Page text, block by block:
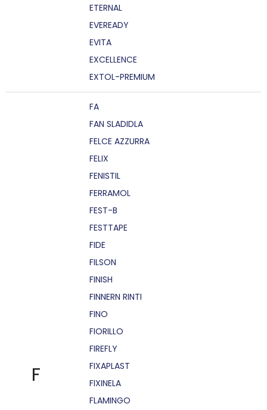
ETERNAL
EVEREADY
EVITA
EXCELLENCE
EXTOL-PREMIUM
F
FA
FAN SLADIDLA
FELCE AZZURRA
FELIX
FENISTIL
FERRAMOL
FEST-B
FESTTAPE
FIDE
FILSON
FINISH
FINNERN RINTI
FINO
FIORILLO
FIREFLY
FIXAPLAST
FIXINELA
FLAMINGO